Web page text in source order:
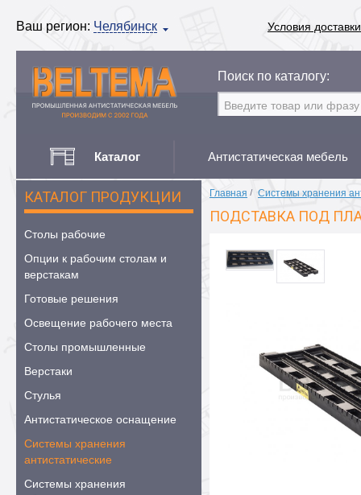
Ваш регион: Челябинск Условия доставки
Поиск по каталогу:
Каталог Антистатическая мебель
КАТАЛОГ ПРОДУКЦИИ
Столы рабочие
Опции к рабочим столам и
верстакам
Готовые решения
Освещение рабочего места
Столы промышленные
Верстаки
Стулья
Антистатическое оснащение
Системы хранения
антистатические
Системы хранения
Главная / Системы хранения
ПОДСТАВКА ПОД